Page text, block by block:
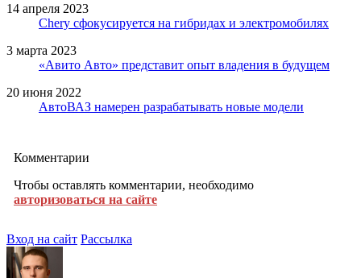
14 апреля 2023
Chery сфокусируется на гибридах и электромобилях
3 марта 2023
«Авито Авто» представит опыт владения в будущем
20 июня 2022
АвтоВАЗ намерен разрабатывать новые модели
Комментарии
Чтобы оставлять комментарии, необходимо
авторизоваться на сайте
Вход на сайт Рассылка